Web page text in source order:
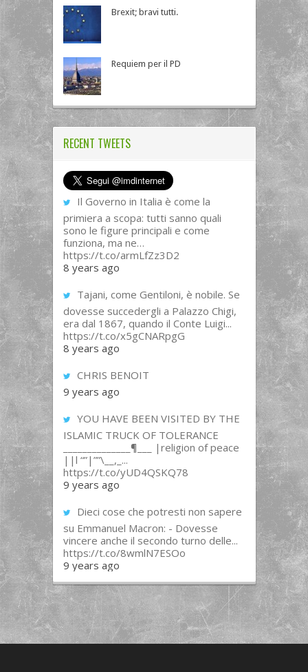
Brexit; bravi tutti.
Requiem per il PD
RECENT TWEETS
Il Governo in Italia è come la
primiera a scopa: tutti sanno quali
sono le figure principali e come
funziona, ma ne…
https://t.co/armLfZz3D2
8 years ago
Tajani, come Gentiloni, è nobile. Se
dovesse succedergli a Palazzo Chigi,
era dal 1867, quando il Conte Luigi...
https://t.co/x5gCNARpgG
8 years ago
CHRIS BENOIT
9 years ago
YOU HAVE BEEN VISITED BY THE
ISLAMIC TRUCK OF TOLERANCE
______________¶___ |religion of peace
||l “”|””\__,_...
https://t.co/yUD4QSKQ78
9 years ago
Dieci cose che potresti non sapere
su Emmanuel Macron: - Dovesse
vincere anche il secondo turno delle...
https://t.co/8wmlN7ESOo
9 years ago